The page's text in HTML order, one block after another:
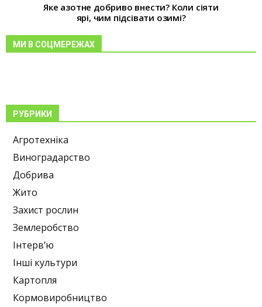
Яке азотне добриво внести? Коли сіяти
ярі, чим підсівати озимі?
МИ В СОЦМЕРЕЖАХ
РУБРИКИ
Агротехніка
Виноградарство
Добрива
Жито
Захист рослин
Землеробство
Інтерв’ю
Інші культури
Картопля
Кормовиробництво